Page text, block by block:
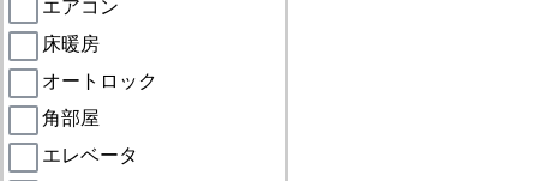
エアコン
床暖房
オートロック
角部屋
エレベータ